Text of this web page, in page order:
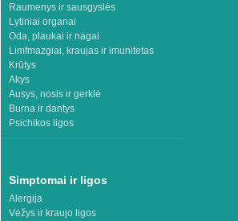
Raumenys ir sausgyslės
Lytiniai organai
Oda, plaukai ir nagai
Limfmazgiai, kraujas ir imunitetas
Krūtys
Akys
Ausys, nosis ir gerklė
Burna ir dantys
Psichikos ligos
Simptomai ir ligos
Alergija
Vėžys ir kraujo ligos